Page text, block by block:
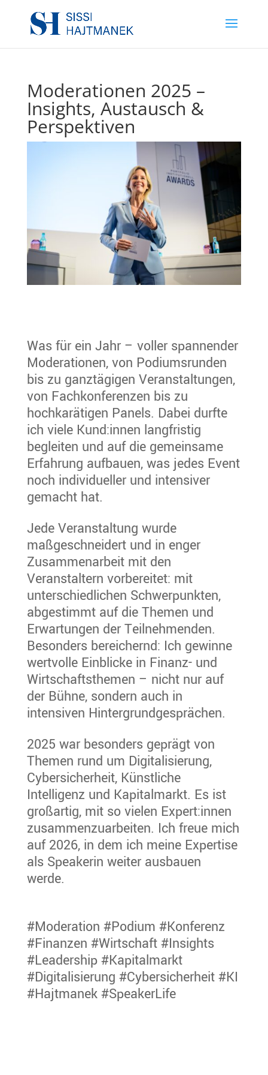
Moderationen 2025 –
Insights, Austausch &
Perspektiven
Was für ein Jahr – voller spannender
Moderationen, von Podiumsrunden
bis zu ganztägigen Veranstaltungen,
von Fachkonferenzen bis zu
hochkarätigen Panels. Dabei durfte
ich viele Kund:innen langfristig
begleiten und auf die gemeinsame
Erfahrung aufbauen, was jedes Event
noch individueller und intensiver
gemacht hat.
Jede Veranstaltung wurde
maßgeschneidert und in enger
Zusammenarbeit mit den
Veranstaltern vorbereitet: mit
unterschiedlichen Schwerpunkten,
abgestimmt auf die Themen und
Erwartungen der Teilnehmenden.
Besonders bereichernd: Ich gewinne
wertvolle Einblicke in Finanz- und
Wirtschaftsthemen – nicht nur auf
der Bühne, sondern auch in
intensiven Hintergrundgesprächen.
2025 war besonders geprägt von
Themen rund um Digitalisierung,
Cybersicherheit, Künstliche
Intelligenz und Kapitalmarkt. Es ist
großartig, mit so vielen Expert:innen
zusammenzuarbeiten. Ich freue mich
auf 2026, in dem ich meine Expertise
als Speakerin weiter ausbauen
werde.
#Moderation #Podium #Konferenz
#Finanzen #Wirtschaft #Insights
#Leadership #Kapitalmarkt
#Digitalisierung #Cybersicherheit #KI
#Hajtmanek #SpeakerLife